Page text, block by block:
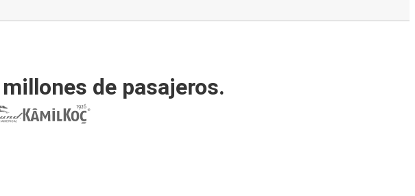
de pasajeros.